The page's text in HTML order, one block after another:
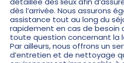
dès l’arrivée. Nous assurons
assistance tout au long du
rapidement en cas de besoin
toute question concernant la
Par ailleurs, nous offrons un
d’entretien et de nettoyage